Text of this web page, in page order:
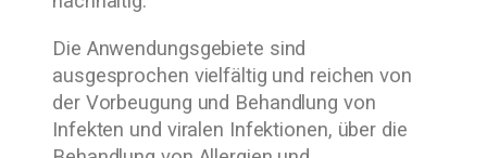
Die Anwendungsgebiete sind
ausgesprochen vielfältig und reichen von
der Vorbeugung und Behandlung von
Infekten und viralen Infektionen, über die